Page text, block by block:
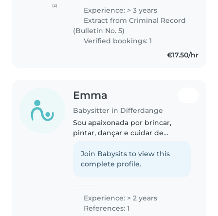
(2)
souhaite proposer mes services
de babysitting pour un extra
argent de poche. Passionnée
par..
Experience: > 3 years
Extract from Criminal Record
(Bulletin No. 5)
Verified bookings: 1
€17.50/hr
Emma
Babysitter in Differdange
Sou apaixonada por brincar,
pintar, dançar e cuidar de
experiência em todas as idades,
(tenho uma irmã e um irmão
Join Babysits to view this
complete profile.
Experience: > 2 years
References: 1